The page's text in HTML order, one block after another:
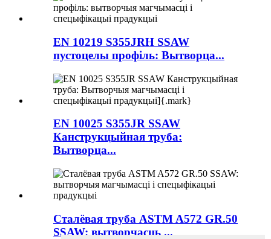
EN 10219 S355JRH SSAW
пустоцелы профіль: Вытворца...
EN 10025 S355JR SSAW
Канструкцыйная труба:
Вытворца...
Сталёвая труба ASTM A572 GR.50
SSAW: вытворчасць ...